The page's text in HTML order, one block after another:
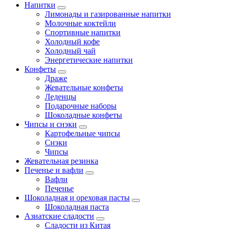
Напитки
Лимонады и газированные напитки
Молочные коктейли
Спортивные напитки
Холодный кофе
Холодный чай
Энергетические напитки
Конфеты
Драже
Жевательные конфеты
Леденцы
Подарочные наборы
Шоколадные конфеты
Чипсы и снэки
Картофельные чипсы
Снэки
Чипсы
Жевательная резинка
Печенье и вафли
Вафли
Печенье
Шоколадная и ореховая пасты
Шоколадная паста
Азиатские сладости
Сладости из Китая